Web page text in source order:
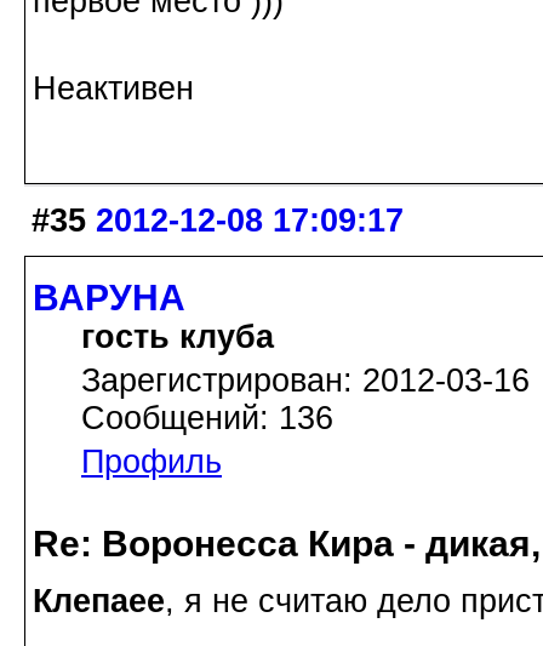
Неактивен
#35 2012-12-08 17:09:17
ВАРУНА
гость клуба
Зарегистрирован: 2012-03-16
Сообщений: 136
Профиль
Re: Воронесса Кира -
Клепаee, я не считаю дело